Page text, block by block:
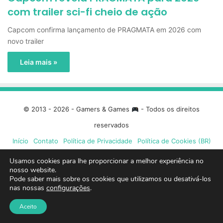
com trailer sci-fi cheio de ação
Capcom confirma lançamento de PRAGMATA em 2026 com
novo trailer
Leia mais »
© 2013 - 2026 - Gamers & Games
- Todos os direitos
reservados
Início
Contato Política de Privacidade Política de Cookies (BR)
Facebook
X LinkedinYouTubeInstagram
SpotifyMixcloud
Usamos cookies para lhe proporcionar a melhor experiência no
nosso website.
Pode saber mais sobre os cookies que utilizamos ou desativá-los
nas nossas configurações.
Aceito